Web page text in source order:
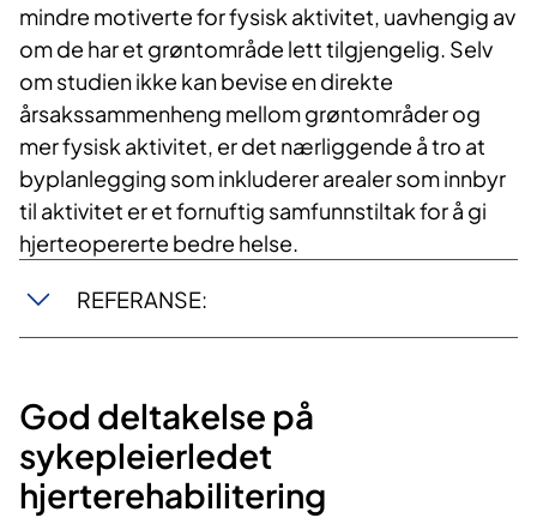
mindre motiverte for fysisk aktivitet, uavhengig av
om de har et grøntområde lett tilgjengelig. Selv
om studien ikke kan bevise en direkte
årsakssammenheng mellom grøntområder og
mer fysisk aktivitet, er det nærliggende å tro at
byplanlegging som inkluderer arealer som innbyr
til aktivitet er et fornuftig samfunnstiltak for å gi
hjerteopererte bedre helse.
REFERANSE:
God deltakelse på
sykepleierledet
hjerterehabilitering